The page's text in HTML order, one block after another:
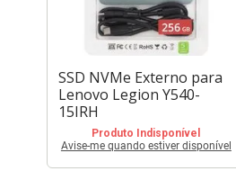
SSD NVMe Externo para
Lenovo Legion Y540-
15IRH
Produto Indisponível
Avise-me quando estiver disponível